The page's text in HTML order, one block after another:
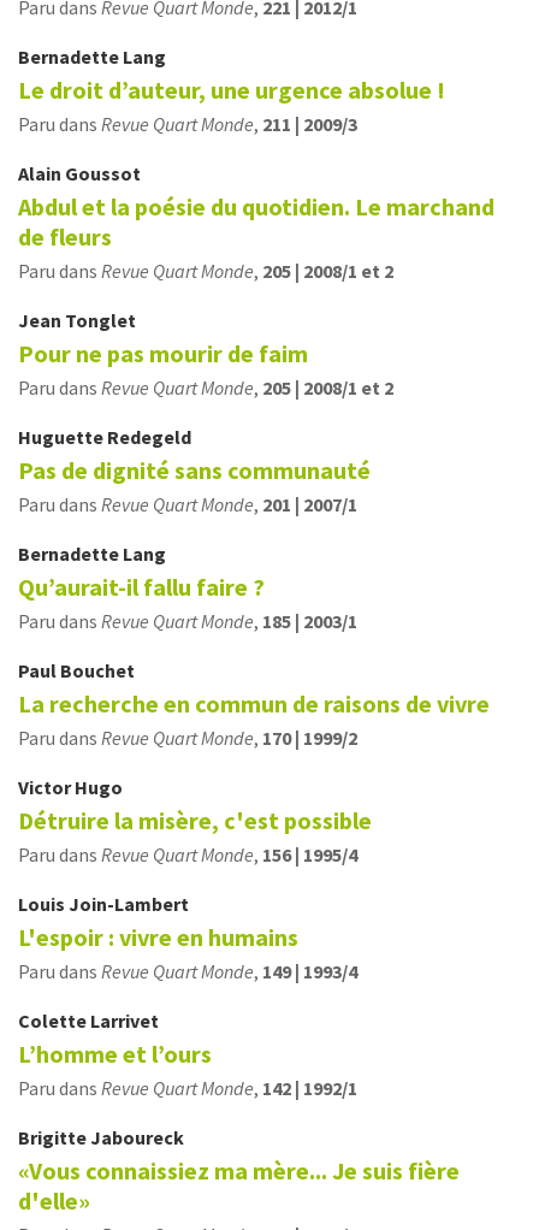
Paru dans Revue Quart Monde, 221 | 2012/1
Bernadette Lang
Le droit d’auteur, une urgence absolue !
Paru dans Revue Quart Monde, 211 | 2009/3
Alain Goussot
Abdul et la poésie du quotidien. Le marchand
de fleurs
Paru dans Revue Quart Monde, 205 | 2008/1 et 2
Jean Tonglet
Pour ne pas mourir de faim
Paru dans Revue Quart Monde, 205 | 2008/1 et 2
Huguette Redegeld
Pas de dignité sans communauté
Paru dans Revue Quart Monde, 201 | 2007/1
Bernadette Lang
Qu’aurait-il fallu faire ?
Paru dans Revue Quart Monde, 185 | 2003/1
Paul Bouchet
La recherche en commun de raisons de vivre
Paru dans Revue Quart Monde, 170 | 1999/2
VictorHugo
Détruire la misère, c'est possible
Paru dans Revue Quart Monde, 156 | 1995/4
Louis Join-Lambert
L'espoir : vivre en humains
Paru dans Revue Quart Monde, 149 | 1993/4
Colette Larrivet
L’homme et l’ours
Paru dans Revue Quart Monde, 142 | 1992/1
BrigitteJaboureck
«Vous connaissiez ma mère... Je suis fière
d'elle»